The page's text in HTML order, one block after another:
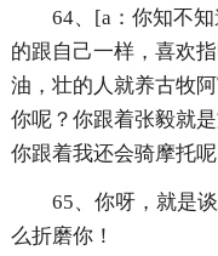
64、[a：你知不
的跟自己一样，喜欢
油，壮的人就养古牧
你呢？你跟着张毅就
你跟着我还会骑摩托呢
65、你呀，就是
么折磨你！